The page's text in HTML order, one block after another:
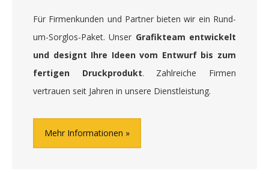
Für Firmenkunden und Partner bieten wir ein Rund-
um-Sorglos-Paket. Unser Grafikteam entwickelt
und designt Ihre Ideen vom Entwurf bis zum
fertigen Druckprodukt. Zahlreiche Firmen
vertrauen seit Jahren in unsere Dienstleistung.
Mehr Informationen